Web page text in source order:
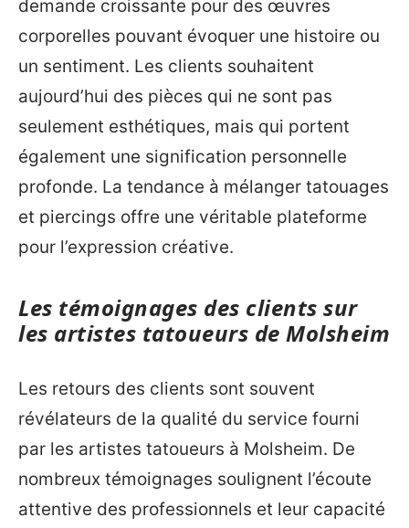
demande croissante pour des œuvres
corporelles pouvant évoquer une histoire ou
un sentiment. Les clients souhaitent
aujourd’hui des pièces qui ne sont pas
seulement esthétiques, mais qui portent
également une signification personnelle
profonde. La tendance à mélanger tatouages
et piercings offre une véritable plateforme
pour l’expression créative.
Les témoignages des clients sur
les artistes tatoueurs de Molsheim
Les retours des clients sont souvent
révélateurs de la qualité du service fourni
par les artistes tatoueurs à Molsheim. De
nombreux témoignages soulignent l’écoute
attentive des professionnels et leur capacité